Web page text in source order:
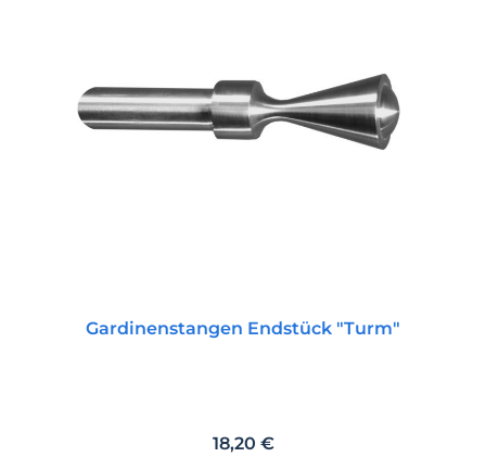
Gardinenstangen Endstück "Turm"
Regulärer Preis:
18,20 €